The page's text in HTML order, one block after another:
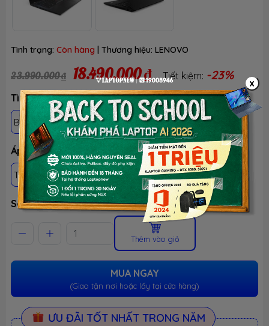
Tình trạng: Còn hàng | Thương hiệu: LENOVO
23.990.000 ₫ 18.490.000 ₫ Tiết kiệm: -23%
Tình trạng: Hàng công ty, nobox, qua sử dụng
BH 15 THÁNG - TEST 30 NGÀY
Áp dụng khách hàng
THÀNH VIÊN LTN HS-SV, GIÁO VIÊN & NVVP
Số lượng
Thêm vào giỏ
MUA NGAY
(Giao tận nơi hoặc lấy tại cửa hàng)
ƯU ĐÃI TỐT NHẤT TRONG NĂM
x